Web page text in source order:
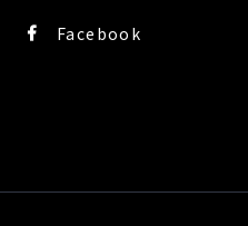
Facebook